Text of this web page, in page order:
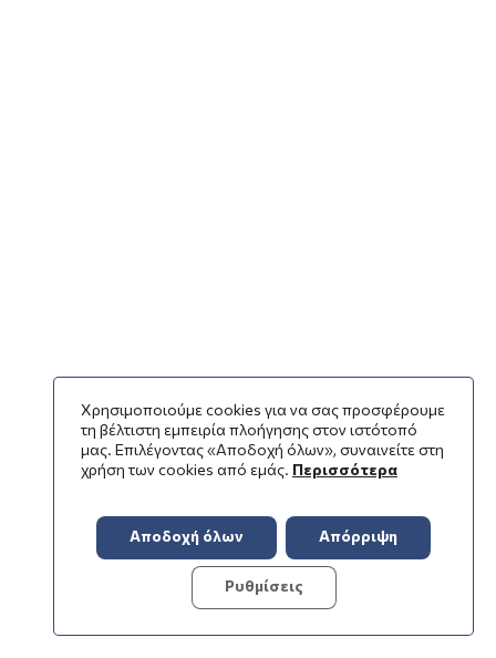
Χρησιμοποιούμε cookies για να σας προσφέρουμε
τη βέλτιστη εμπειρία πλοήγησης στον ιστότοπό
μας. Επιλέγοντας «Αποδοχή όλων», συναινείτε στη
χρήση των cookies από εμάς. Περισσότερα
Αποδοχή όλων Απόρριψη
Ρυθμίσεις